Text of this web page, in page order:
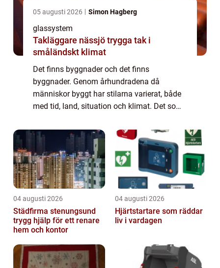
05 augusti 2026 Simon Hagberg
glassystem
Takläggare nässjö trygga tak i
småländskt klimat
Det finns byggnader och det finns
byggnader. Genom århundradena då
människor byggt har stilarna varierat, både
med tid, land, situation och klimat. Det som
byggas på andra st&...
04 augusti 2026
Städfirma stenungsund
trygg hjälp för ett renare
hem och kontor
04 augusti 2026
Hjärtstartare som räddar
liv i vardagen